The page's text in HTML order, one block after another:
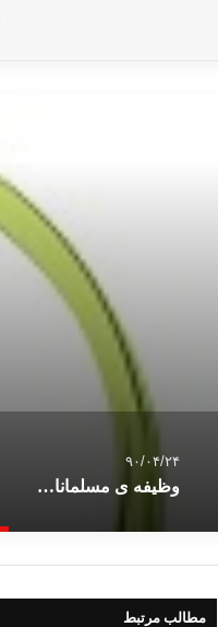
۹۰/۰۴/۲۴
وظیفه ی مسلمانان در برابر سنت رسول الله (ص)
مطالب مرتبط